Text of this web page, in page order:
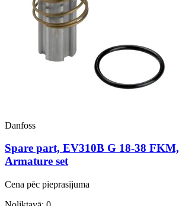
Danfoss
Spare part, EV310B G 18-38 FKM,
Armature set
Cena pēc pieprasījuma